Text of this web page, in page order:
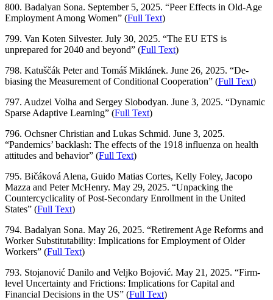
800. Badalyan Sona. September 5, 2025. “Peer Effects in Old-Age
Employment Among Women” (Full Text)
799. Van Koten Silvester. July 30, 2025. “The EU ETS is
unprepared for 2040 and beyond” (Full Text)
798. Katuščák Peter and Tomáš Miklánek. June 26, 2025. “De-
biasing the Measurement of Conditional Cooperation” (Full Text)
797. Audzei Volha and Sergey Slobodyan. June 3, 2025. “Dynamic
Sparse Adaptive Learning” (Full Text)
796. Ochsner Christian and Lukas Schmid. June 3, 2025.
“Pandemics’ backlash: The effects of the 1918 influenza on health
attitudes and behavior” (Full Text)
795. Bičáková Alena, Guido Matias Cortes, Kelly Foley, Jacopo
Mazza and Peter McHenry. May 29, 2025. “Unpacking the
Countercyclicality of Post-Secondary Enrollment in the United
States” (Full Text)
794. Badalyan Sona. May 26, 2025. “Retirement Age Reforms and
Worker Substitutability: Implications for Employment of Older
Workers” (Full Text)
793. Stojanović Danilo and Veljko Bojović. May 21, 2025. “Firm-
level Uncertainty and Frictions: Implications for Capital and
Financial Decisions in the US” (Full Text)